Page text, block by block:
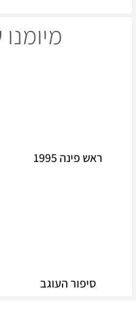
ראש פינה 1995
סיפור העוגב